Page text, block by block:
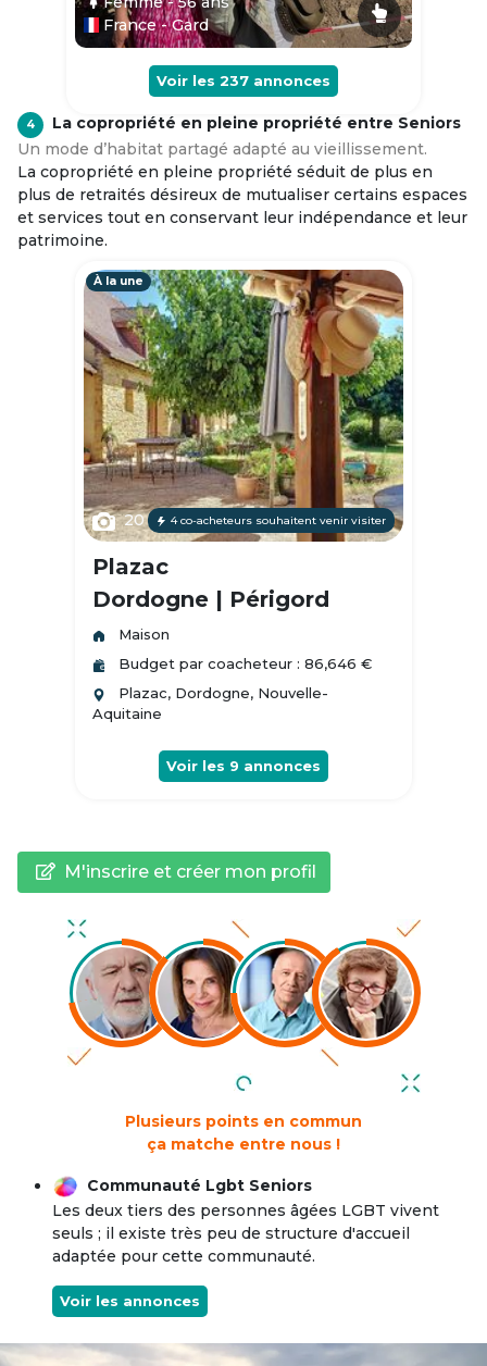
France - Gard
Voir les 237 annonces
4
La copropriété en pleine propriété entre Seniors
Un mode d’habitat partagé adapté au vieillissement.
La copropriété en pleine propriété séduit de plus en
plus de retraités désireux de mutualiser certains espaces
et services tout en conservant leur indépendance et leur
patrimoine.
À la une
20 4 co-acheteurs souhaitent venir visiter
Plazac
Dordogne | Périgord
Maison
Budget par coacheteur : 86,646 €
Plazac, Dordogne, Nouvelle-
Aquitaine
Voir les 9 annonces
M'inscrire et créer mon profil
Plusieurs points en commun
ça matche entre nous !
Communauté Lgbt Seniors
Les deux tiers des personnes âgées LGBT vivent
seuls ; il existe très peu de structure d'accueil
adaptée pour cette communauté.
Voir les annonces